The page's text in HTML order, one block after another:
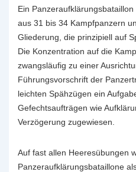
Ein
aus 31 bis 34 Kampfpanzern
Gliederung, die prinzipiell auf
Die Konzentration auf die
zwangsläufig zu einer
Führungsvorschrift der
leichten Spähzügen ein
Gefechtsaufträgen wie
Verzögerung zugewiesen.
Auf fast allen Heeresübungen
Panzeraufklärungsbataillone